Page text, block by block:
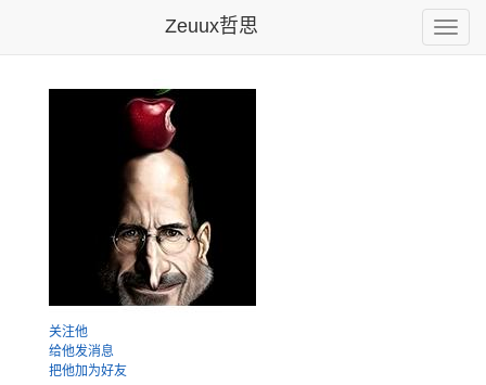
Toggle
Zeuux哲思
关注他
给他发消息
把他加为好友